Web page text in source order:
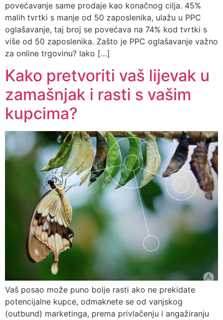
povećavanje same prodaje kao konačnog cilja. 45%
malih tvrtki s manje od 50 zaposlenika, ulažu u PPC
oglašavanje, taj broj se povećava na 74% kod tvrtki s
više od 50 zaposlenika. Zašto je PPC oglašavanje važno
za online trgovinu? Iako […]
Kako pretvoriti vaš lijevak u
zamašnjak i rasti s vašim
kupcima?
Vaš posao može puno bolje rasti ako ne prekidate
potencijalne kupce, odmaknete se od vanjskog
(outbund) marketinga, prema privlačenju i angažiranju